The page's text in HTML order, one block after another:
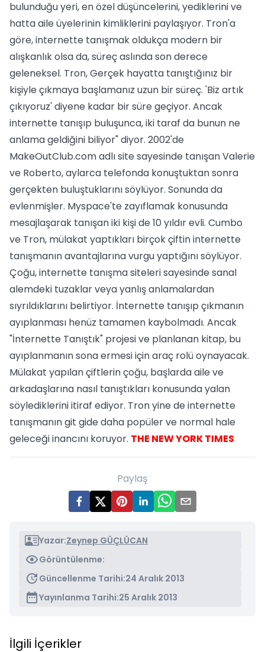
bulunduğu yeri, en özel düşüncelerini, yediklerini ve
hatta aile üyelerinin kimliklerini paylaşıyor. Tron'a
göre, internette tanışmak oldukça modern bir
alışkanlık olsa da, süreç aslında son derece
geleneksel. Tron, Gerçek hayatta tanıştığınız bir
kişiyle çıkmaya başlamanız uzun bir süreç. 'Biz artık
çıkıyoruz' diyene kadar bir süre geçiyor. Ancak
internette tanışıp buluşunca, iki taraf da bunun ne
anlama geldiğini biliyor" diyor. 2002'de
MakeOutClub.com adlı site sayesinde tanışan Valerie
ve Roberto, aylarca telefonda konuştuktan sonra
gerçekten buluştuklarını söylüyor. Sonunda da
evlenmişler. Myspace'te zayıflamak konusunda
mesajlaşarak tanışan iki kişi de 10 yıldır evli. Cumbo
ve Tron, mülakat yaptıkları birçok çiftin internette
tanışmanın avantajlarına vurgu yaptığını söylüyor.
Çoğu, internette tanışma siteleri sayesinde sanal
alemdeki tuzaklar veya yanlış anlamalardan
sıyrıldıklarını belirtiyor. İnternette tanışıp çıkmanın
ayıplanması henüz tamamen kaybolmadı. Ancak
"İnternette Tanıştık" projesi ve planlanan kitap, bu
ayıplanmanın sona ermesi için araç rolü oynayacak.
Mülakat yapılan çiftlerin çoğu, başlarda aile ve
arkadaşlarına nasıl tanıştıkları konusunda yalan
söylediklerini itiraf ediyor. Tron yine de internette
tanışmanın git gide daha popüler ve normal hale
geleceği inancını koruyor. THE NEW YORK TIMES
Paylaş
Yazar:Zeynep GÜÇLÜCAN
Görüntülenme:
Güncellenme Tarihi:24 Aralık 2013
Yayınlanma Tarihi:25 Aralık 2013
İlgili İçerikler